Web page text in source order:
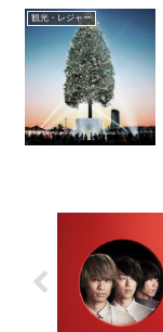
観光・レジャー